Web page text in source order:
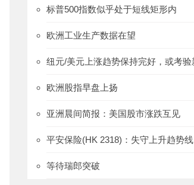
标普500指数似乎处于短线矩形内
欧洲工业生产数据在望
欧洲股指早盘上扬
亚洲晨间简报：美国股市涨跌互见
平安保险(HK 2318)：失守上升趋势线
等待瑞郎突破